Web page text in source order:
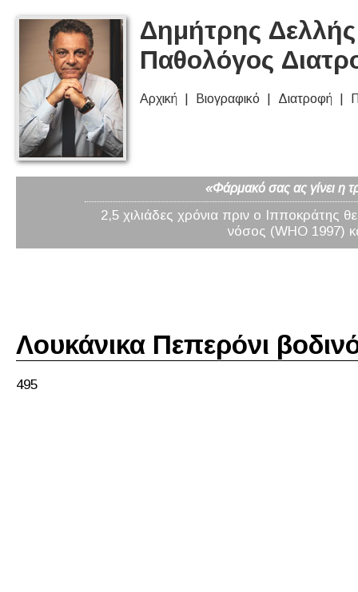
Δημήτρης
Παθολόγος
Αρχική Βιογραφικό Διατροφή
«Φάρμακό σας ας γίνει η
2,5 χιλιάδες χρόνια πριν ο Ιπποκράτης
νόσος (WHO 1997)
Λουκάνικα Πεπερόνι
495